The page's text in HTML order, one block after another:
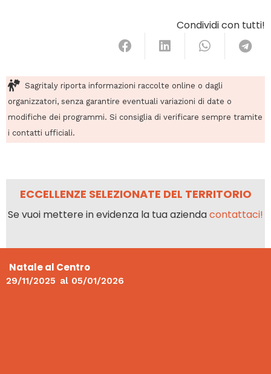
Condividi con tutti!
Sagritaly riporta informazioni raccolte online o dagli
organizzatori, senza garantire eventuali variazioni di date o
modifiche dei programmi. Si consiglia di verificare sempre tramite
i contatti ufficiali.
ECCELLENZE SELEZIONATE DEL TERRITORIO
Se vuoi mettere in evidenza la tua aziendacontattaci!
Natale al Centro
29/11/2025 al 05/01/2026